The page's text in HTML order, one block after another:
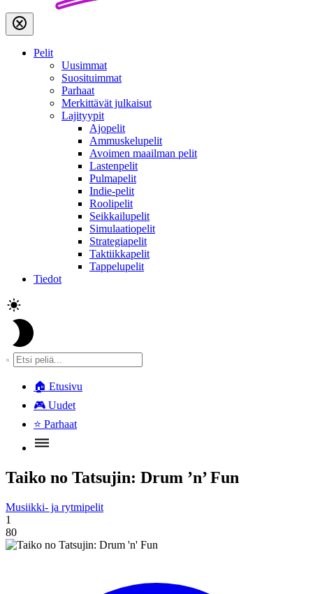
Pelit
Uusimmat
Suosituimmat
Parhaat
Merkittävät julkaisut
Lajityypit
Ajopelit
Ammuskelupelit
Avoimen maailman pelit
Lastenpelit
Pulmapelit
Indie-pelit
Roolipelit
Seikkailupelit
Simulaatiopelit
Strategiapelit
Taktiikkapelit
Tappelupelit
Tiedot
🏠 Etusivu
🎮 Uudet
⭐ Parhaat
Taiko no Tatsujin: Drum ’n’ Fun
Musiikki- ja rytmipelit
1
80